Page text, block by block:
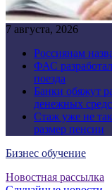
7 августа, 2026
Россиянам
ФАС
поезда
Банки обяжут
денежных
Стаж уже не
размер пенсии
Бизнес обучение
Новостная рассылка